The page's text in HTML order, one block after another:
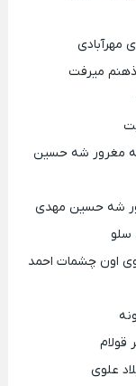
مهرآبادی
میرفت
مغرور شه حسین
شه حسین مهدی
سلو
اون چشمات احمد
قولام
علوی